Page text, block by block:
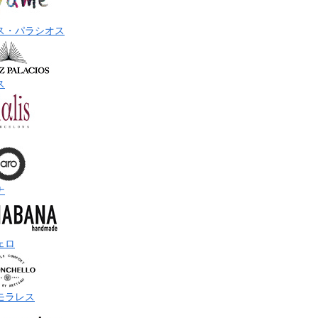
・パラシオス
ロ
ラレス